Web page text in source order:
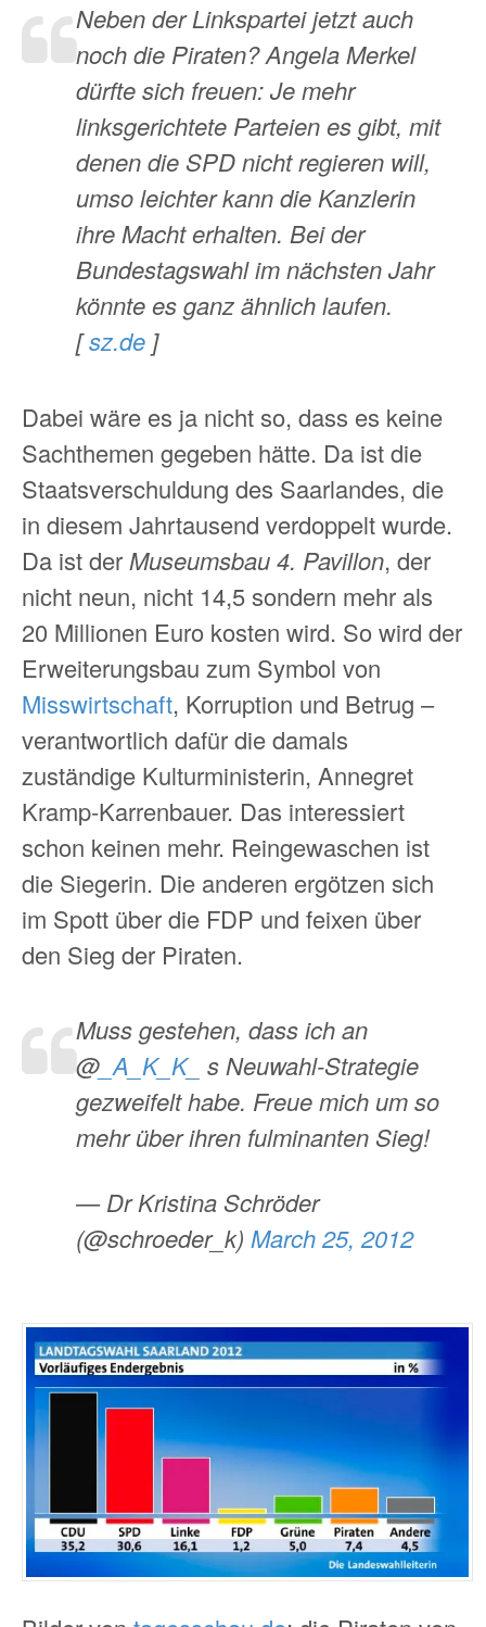
Neben der Linkspartei jetzt auch
noch die Piraten? Angela Merkel
dürfte sich freuen: Je mehr
linksgerichtete Parteien es gibt, mit
denen die SPD nicht regieren will,
umso leichter kann die Kanzlerin
ihre Macht erhalten. Bei der
Bundestagswahl im nächsten Jahr
könnte es ganz ähnlich laufen.
[sz.de ]
Dabei wäre es ja nicht so, dass es keine
Sachthemen gegeben hätte. Da ist die
Staatsverschuldung des Saarlandes, die
in diesem Jahrtausend verdoppelt wurde.
Da ist der Museumsbau 4. Pavillon, der
nicht neun, nicht 14,5 sondern mehr als
20 Millionen Euro kosten wird. So wird der
Erweiterungsbau zum Symbol von
Misswirtschaft, Korruption und Betrug –
verantwortlich dafür die damals
zuständige Kulturministerin, Annegret
Kramp-Karrenbauer. Das interessiert
schon keinen mehr. Reingewaschen ist
die Siegerin. Die anderen ergötzen sich
im Spott über die FDP und feixen über
den Sieg der Piraten.
Muss gestehen, dass ich an
@ _A_K_K_ s Neuwahl-Strategie
gezweifelt habe. Freue mich um so
mehr über ihren fulminanten Sieg!
— Dr Kristina Schröder
(@schroeder_k) March 25, 2012